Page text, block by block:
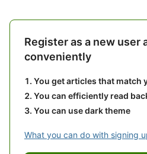
Register as a new user
conveniently
You get articles that match
You can efficiently read
You can use dark theme
What you can do with signing